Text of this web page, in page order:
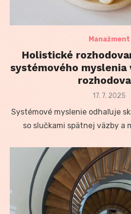
Manažment
Holistické
systémového myslenia
Posted
17. 7. 2025
Systémové myslenie odhaľuje
so slučkami spätnej väzby a